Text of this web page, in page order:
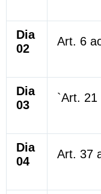
Dia
02
Art. 6
Dia
03
`Art. 21
Dia
04
Art. 37